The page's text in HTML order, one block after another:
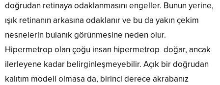
doğrudan retinaya odaklanmasını engeller. Bunun yerine,
ışık retinanın arkasına odaklanır ve bu da yakın çekim
nesnelerin bulanık görünmesine neden olur.
Hipermetrop olan çoğu insan hipermetrop doğar, ancak
ilerleyene kadar belirginleşmeyebilir. Açık bir doğrudan
kalıtım modeli olmasa da, birinci derece akrabanız